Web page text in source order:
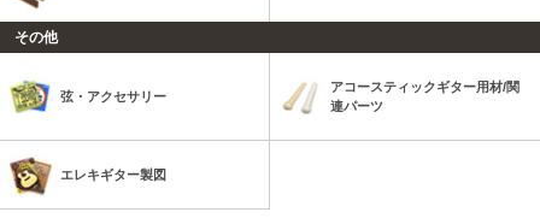
その他
弦・アクセサリー
アコースティックギター用材/関
連パーツ
エレキギター製図